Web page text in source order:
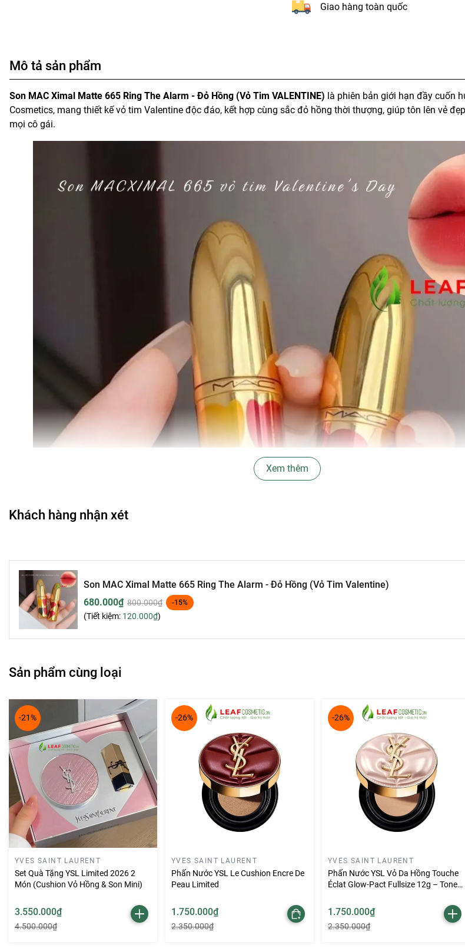
Giao hàng toàn quốc
Mô tả sản phẩm
Son MAC Ximal Matte 665 Ring The Alarm - Đỏ Hồng (Vỏ Tim VALENTINE) là phiên bản giới hạn đầy cuốn
Cosmetics, mang thiết kế vỏ tim Valentine độc đáo, kết hợp cùng sắc đỏ hồng thời thượng, giúp tôn lên vẻ
mọi cô gái.
Gam màu đỏ hồng của Ring The Alarm là sự pha trộn hoàn hảo giữa nét ngọt ngào và quyến rũ. Màu son
quá trầm, phù hợp với nhiều tone da, đặc biệt giúp gương mặt trở nên tươi tắn, nổi bật ngay cả khi makeup
✨Chất son lì mịn – Chuẩn xu hướng hiện đại
Son sở hữu chất lì mịn như nhung, khi lên môi cho cảm giác nhẹ tênh, không gây bết dính hay lộ vân môi.
bám màu tốt trong nhiều giờ liền, hạn chế trôi khi ăn uống nhẹ.
Xem thêm
Khách hàng nhận xét
Son MAC Ximal Matte 665 Ring The Alarm - Đỏ Hồng (Vỏ Tim Valentine)
680.000₫ 800.000₫ -15%
(Tiết kiệm: 120.000₫)
Sản phẩm cùng loại
-21%
YVES SAINT LAURENT
Set Quà Tặng YSL Limited 2026 2
Món (Cushion Vỏ Hồng & Son Mini)
3.550.000₫
4.500.000₫
-26%
YVES SAINT LAURENT
Phấn Nước YSL Le Cushion Encre De
Peau Limited
1.750.000₫
2.350.000₫
-26%
YVES SAINT LAURENT
Phấn Nước YSL Vỏ Da Hồng Touche
Éclat Glow-Pact Fullsize 12g – Tone
1.750.000₫
2.350.000₫